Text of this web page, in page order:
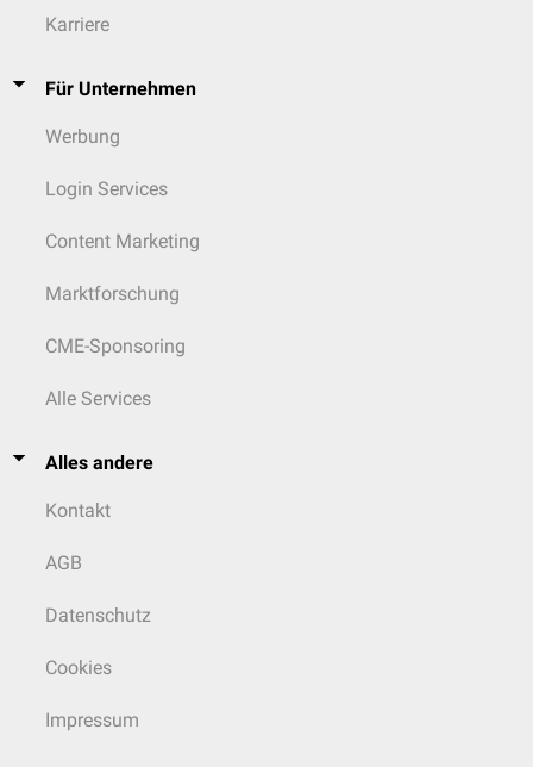
Karriere
Für Unternehmen
Werbung
Login Services
Content Marketing
Marktforschung
CME-Sponsoring
Alle Services
Alles andere
Kontakt
AGB
Datenschutz
Cookies
Impressum